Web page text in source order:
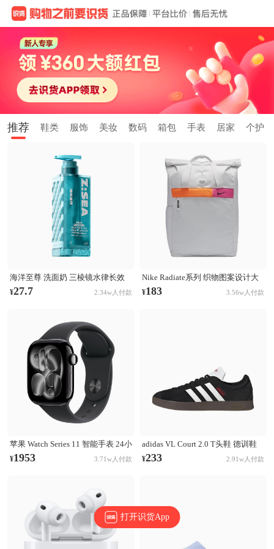
推荐 鞋类 服饰 美妆 数码 箱包 手表 居家 个护
海洋至尊 洗面奶 三棱镜水律长效
控油祛痘洗面奶 清洁黑头毛孔 控
¥27.7 2.34w人付款
Nike Radiate系列 织物图案设计大
容量训练运动双肩包 白彩虹
¥183 3.56w人付款
苹果 Watch Series 11 智能手表 24小
时续航升级 Ion-X玻璃技术 双倍抗
¥1953 3.71w人付款
adidas VL Court 2.0 T头鞋 德训鞋
板鞋 百搭轻便复古防滑耐磨轻运动
¥233 2.91w人付款
打开识货App